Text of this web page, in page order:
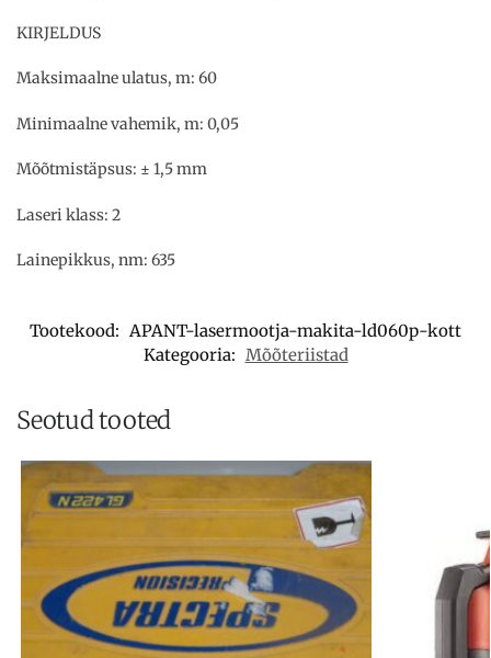
KIRJELDUS
Maksimaalne ulatus, m: 60
Minimaalne vahemik, m: 0,05
Mõõtmistäpsus: ± 1,5 mm
Laseri klass: 2
Lainepikkus, nm: 635
Tootekood: APANT-lasermootja-makita-ld060p-kott
Kategooria: Mõõteriistad
Seotud tooted